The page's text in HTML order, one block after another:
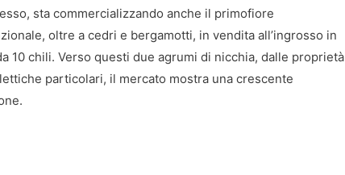
sta commercializzando anche il primofiore
oltre a cedri e bergamotti, in vendita all’ingrosso in
10 chili. Verso questi due agrumi di nicchia, dalle proprietà
particolari, il mercato mostra una crescente